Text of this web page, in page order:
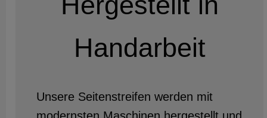
Handarbeit
Unsere Seitenstreifen werden mit